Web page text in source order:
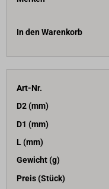
In den Warenkorb
Art-Nr.
D2 (mm)
D1 (mm)
L (mm)
Gewicht (g)
Preis (Stück)